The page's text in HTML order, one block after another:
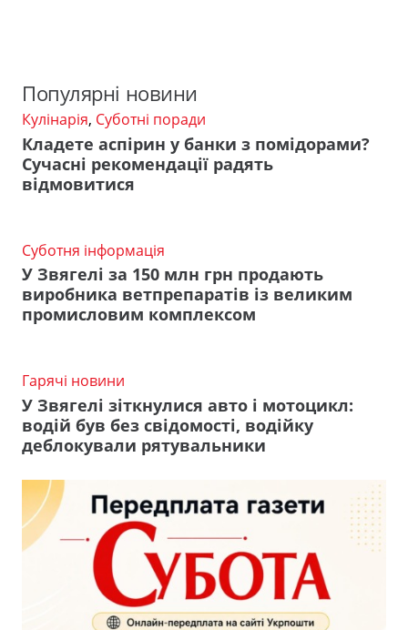
Популярні новини
Кулінарія, Суботні поради
Кладете аспірин у банки з помідорами?
Сучасні рекомендації радять
відмовитися
Суботня інформація
У Звягелі за 150 млн грн продають
виробника ветпрепаратів із великим
промисловим комплексом
Гарячі новини
У Звягелі зіткнулися авто і мотоцикл:
водій був без свідомості, водійку
деблокували рятувальники